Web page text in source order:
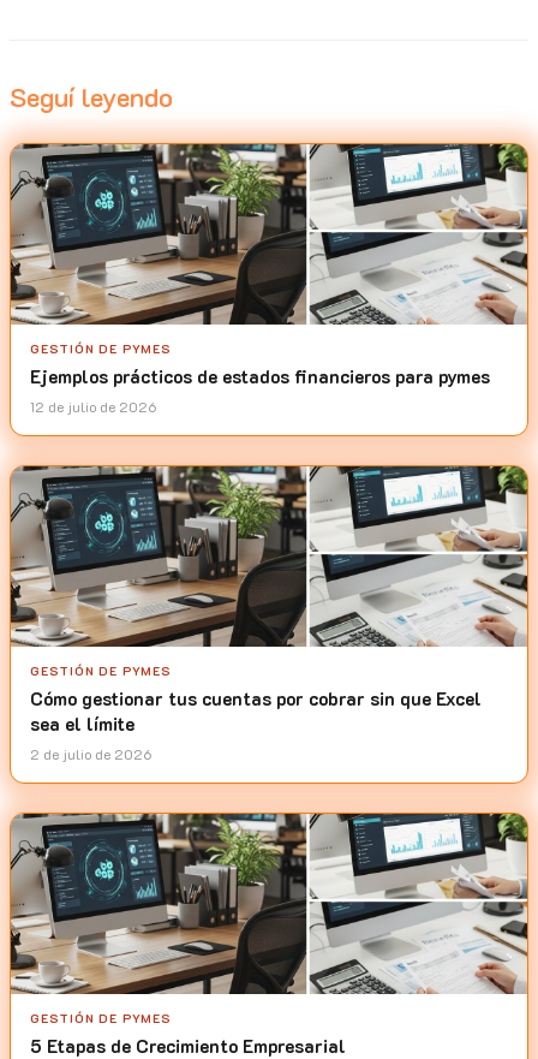
Seguí leyendo
GESTIÓN DE PYMES
Ejemplos prácticos de estados financieros para pymes
12 de julio de 2026
GESTIÓN DE PYMES
Cómo gestionar tus cuentas por cobrar sin que Excel
sea el límite
2 de julio de 2026
GESTIÓN DE PYMES
5 Etapas de Crecimiento Empresarial